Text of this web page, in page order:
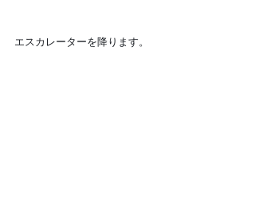
エスカレーターを降ります。